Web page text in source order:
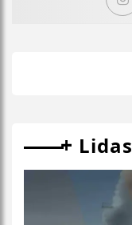
+ Lidas